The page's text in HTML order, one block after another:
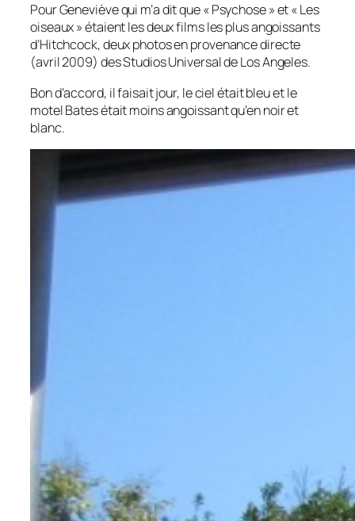
Pour Geneviève qui m’a dit que « Psychose » et « Les
oiseaux » étaient les deux films les plus angoissants
d’Hitchcock, deux photos en provenance directe
(avril 2009) des Studios Universal de Los Angeles.
Bon d’accord, il faisait jour, le ciel était bleu et le
motel Bates était moins angoissant qu’en noir et
blanc.